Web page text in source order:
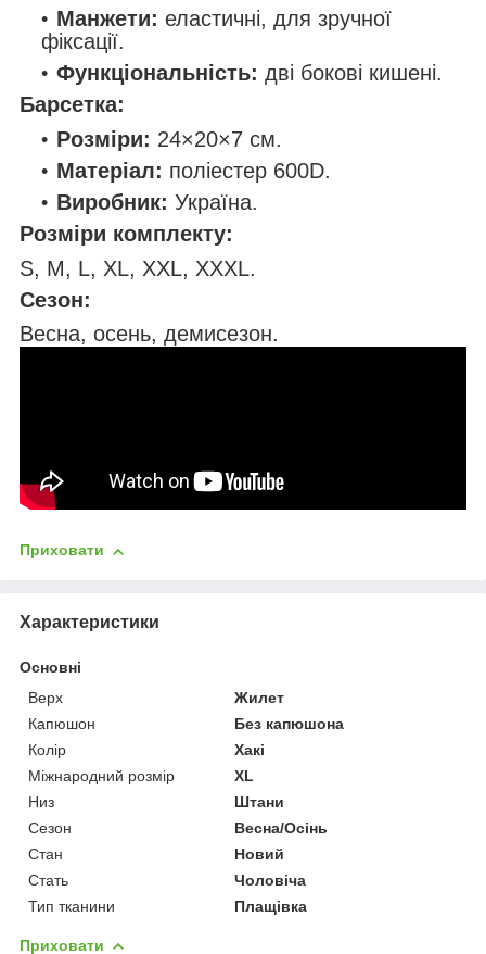
Манжети: еластичні, для зручної
фіксації.
Функціональність: дві бокові кишені.
Барсетка:
Розміри: 24×20×7 см.
Матеріал: поліестер 600D.
Виробник: Україна.
Розміри комплекту:
S, M, L, XL, XXL, XXXL.
Сезон:
Весна, осень, демисезон.
Приховати
Характеристики
Основні
Верх
Жилет
Капюшон
Без капюшона
Колір
Хакі
Міжнародний розмір
XL
Низ
Штани
Сезон
Весна/Осінь
Стан
Новий
Стать
Чоловіча
Тип тканини
Плащівка
Приховати